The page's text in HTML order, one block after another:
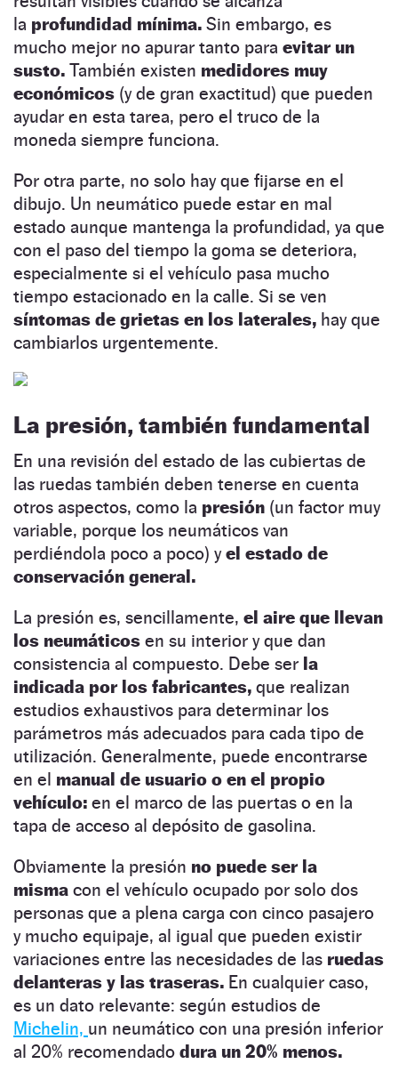
la profundidad mínima. Sin embargo, es
mucho mejor no apurar tanto para evitar un
susto. También existen medidores muy
económicos (y de gran exactitud) que pueden
ayudar en esta tarea, pero el truco de la
moneda siempre funciona.
Por otra parte, no solo hay que fijarse en el
dibujo. Un neumático puede estar en mal
estado aunque mantenga la profundidad, ya que
con el paso del tiempo la goma se deteriora,
especialmente si el vehículo pasa mucho
tiempo estacionado en la calle. Si se ven
síntomas de grietas en los laterales, hay que
cambiarlos urgentemente.
La presión, también fundamental
En una revisión del estado de las cubiertas de
las ruedas también deben tenerse en cuenta
otros aspectos, como la presión (un factor muy
variable, porque los neumáticos van
perdiéndola poco a poco) yel estado de
conservación general.
La presión es, sencillamente, el aire que llevan
los neumáticos en su interior y que dan
consistencia al compuesto. Debe ser la
indicada por los fabricantes, que realizan
estudios exhaustivos para determinar los
parámetros más adecuados para cada tipo de
utilización. Generalmente, puede encontrarse
en el manual de usuario o en el propio
vehículo: en el marco de las puertas o en la
tapa de acceso al depósito de gasolina.
Obviamente la presión no puede ser la
misma con el vehículo ocupado por solo dos
personas que a plena carga con cinco pasajero
y mucho equipaje, al igual que pueden existir
variaciones entre las necesidades de las ruedas
delanteras y las traseras. En cualquier caso,
es un dato relevante: según estudios de
Michelin, un neumático con una presión inferior
al 20% recomendado dura un 20% menos.